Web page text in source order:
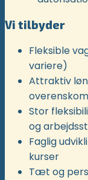
Vi tilbyder
Fleksible
variere)
Attraktiv
Stor
og
Faglig
kurser
Tæt og